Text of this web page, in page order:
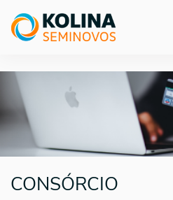
CONSÓRCIO